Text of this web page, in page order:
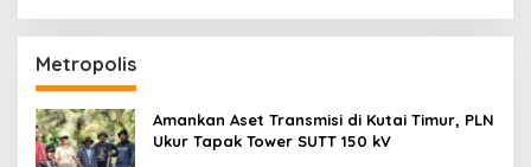
Metropolis
Amankan Aset Transmisi di Kutai Timur, PLN
Ukur Tapak Tower SUTT 150 kV